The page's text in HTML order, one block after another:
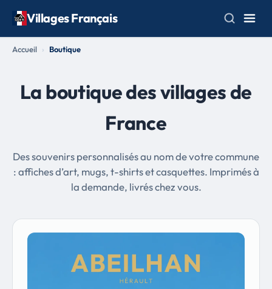
Villages Français
Accueil Boutique
La boutique des villages de
France
Des souvenirs personnalisés au nom de votre commune
: affiches d’art, mugs, t-shirts et casquettes. Imprimés à
la demande, livrés chez vous.